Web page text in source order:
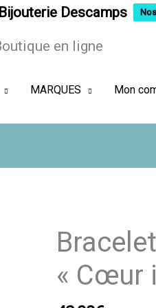
Descamps
en ligne
MARQUES Mon
« Cœur